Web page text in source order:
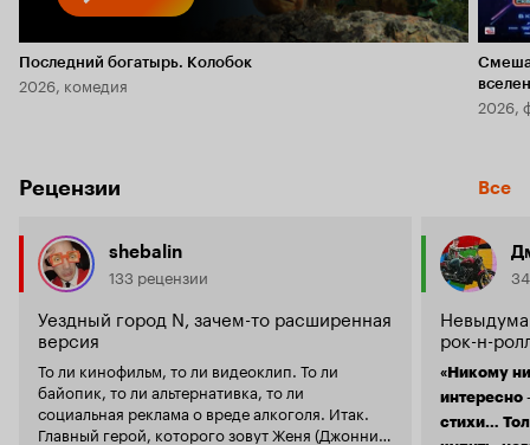
Последний богатырь. Колобок
2026, комедия
2026,
Рецензии Все
shebalin
133 рецензии
Уездный город N, зачем-то расширенная
версия
То ли кинофильм, то ли видеоклип. То ли
байопик, то ли альтернативка, то ли
социальная реклама о вреде алкоголя. Итак.
Главный герой, которого зовут Женя (Джонни),
рок-н-
«Никому
интересно
стихи…